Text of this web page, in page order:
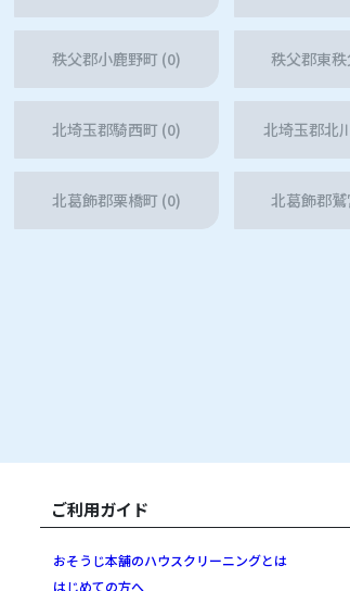
秩父郡小鹿野町 (0) 秩父郡東
北埼玉郡騎西町 (0) 北埼玉郡北
北葛飾郡栗橋町 (0) 北葛飾郡
ご利用ガイド
おそうじ本舗のハウスクリーニングとは
はじめての方へ